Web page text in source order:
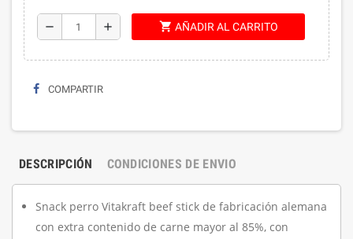
remove add shopping_cart AÑADIR AL CARRITO
COMPARTIR
DESCRIPCIÓN CONDICIONES DE ENVIO
Snack perro Vitakraft beef stick de fabricación alemana
con extra contenido de carne mayor al 85%, con